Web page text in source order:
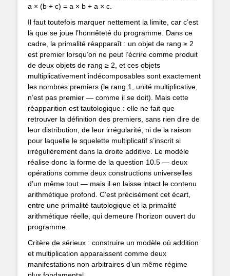
a × (b + c) = a × b + a × c.
Il faut toutefois marquer nettement la limite, car c’est
là que se joue l’honnêteté du programme. Dans ce
cadre, la primalité réapparaît : un objet de rang ≥ 2
est premier lorsqu’on ne peut l’écrire comme produit
de deux objets de rang ≥ 2, et ces objets
multiplicativement indécomposables sont exactement
les nombres premiers (le rang 1, unité multiplicative,
n’est pas premier — comme il se doit). Mais cette
réapparition est tautologique : elle ne fait que
retrouver la définition des premiers, sans rien dire de
leur distribution, de leur irrégularité, ni de la raison
pour laquelle le squelette multiplicatif s’inscrit si
irrégulièrement dans la droite additive. Le modèle
réalise donc la forme de la question 10.5 — deux
opérations comme deux constructions universelles
d’un même tout — mais il en laisse intact le contenu
arithmétique profond. C’est précisément cet écart,
entre une primalité tautologique et la primalité
arithmétique réelle, qui demeure l’horizon ouvert du
programme.
Critère de sérieux : construire un modèle où addition
et multiplication apparaissent comme deux
manifestations non arbitraires d’un même régime